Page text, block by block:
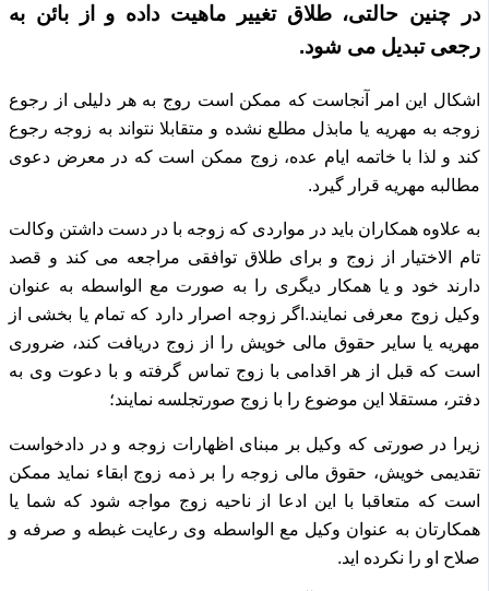
در چنین حالتی، طلاق تغییر ماهیت داده و از بائن به
رجعی تبدیل می شود.
اشکال این امر آنجاست که ممکن است روج به هر دلیلی از رجوع
زوجه به مهریه یا مابذل مطلع نشده و متقابلا نتواند به زوجه رجوع
کند و لذا با خاتمه ایام عده، زوج ممکن است که در معرض دعوی
مطالبه مهریه قرار گیرد.
به علاوه همکاران باید در مواردی که زوجه با در دست داشتن وکالت
تام الاختیار از زوج و برای طلاق توافقی مراجعه می کند و قصد
دارند خود و یا همکار دیگری را به صورت مع الواسطه به عنوان
وکیل زوج معرفی نمایند. اگر زوجه اصرار دارد که تمام یا بخشی از
مهریه یا سایر حقوق مالی خویش را از زوج دریافت کند، ضروری
است که قبل از هر اقدامی با زوج تماس گرفته و با دعوت وی به
دفتر، مستقلا این موضوع را با زوج صورتجلسه نمایند؛
زیرا در صورتی که وکیل بر مبنای اظهارات زوجه و در دادخواست
تقدیمی خویش، حقوق مالی زوجه را بر ذمه زوج ابقاء نماید ممکن
است که متعاقبا با این ادعا از ناحیه زوج مواجه شود که شما یا
همکارتان به عنوان وکیل مع الواسطه وی رعایت غبطه و صرفه و
صلاح او را نکرده اید.